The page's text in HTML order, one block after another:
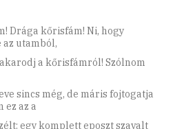
Drága kőrisfám! Ni, hogy
utamból,
a kőrisfámról! Szólnom
sincs még, de máris fojtogatja
ez az a
egy komplett eposzt szavalt